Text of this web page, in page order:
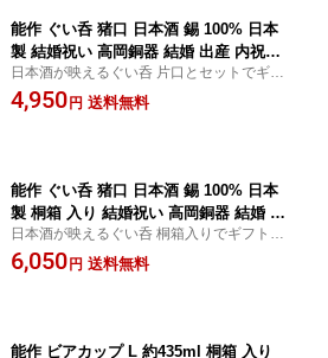
能作 ぐい呑 猪口 日本酒 錫 100% 日本
製 結婚祝い 高岡銅器 結婚 出産 内祝い
引き出物 金婚式 誕生日 父の日 還暦祝
い 古希 喜寿 米寿 お祝い お返し ギフト
日本酒が映えるぐい呑 片口とセットでギフ
トにも
4,950 円 送料無料
能作 ぐい呑 猪口 日本酒 錫 100% 日本
製 桐箱 入り 結婚祝い 高岡銅器 結婚 出
産 内祝い 引き出物 金婚式 誕生日 父の
日 還暦祝い 古希 喜寿 米寿 お祝い お返
日本酒が映えるぐい呑 桐箱入りでギフトに
最適
6,050 円 送料無料
能作 ビアカップ L 約435ml 桐箱 入り